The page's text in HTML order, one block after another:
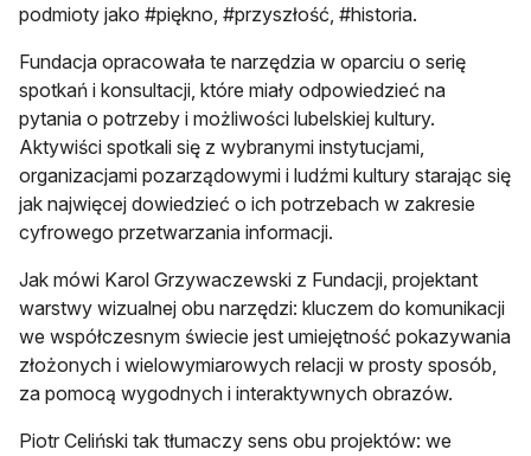
podmioty jako #piękno, #przyszłość, #historia.
Fundacja opracowała te narzędzia w oparciu o serię
spotkań i konsultacji, które miały odpowiedzieć na
pytania o potrzeby i możliwości lubelskiej kultury.
Aktywiści spotkali się z wybranymi instytucjami,
organizacjami pozarządowymi i ludźmi kultury starając się
jak najwięcej dowiedzieć o ich potrzebach w zakresie
cyfrowego przetwarzania informacji.
Jak mówi Karol Grzywaczewski z Fundacji, projektant
warstwy wizualnej obu narzędzi: kluczem do komunikacji
we współczesnym świecie jest umiejętność pokazywania
złożonych i wielowymiarowych relacji w prosty sposób,
za pomocą wygodnych i interaktywnych obrazów.
Piotr Celiński tak tłumaczy sens obu projektów: we